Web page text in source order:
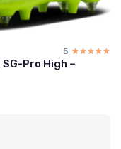
5 ☆☆☆☆☆
★★★★★
Pro High –